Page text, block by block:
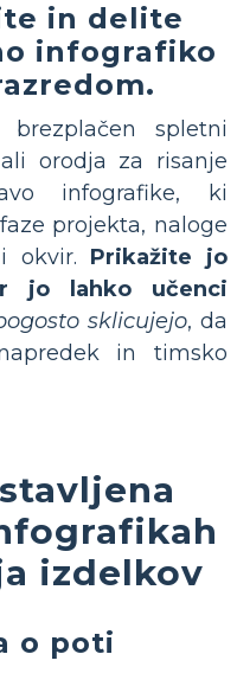
in delite
infografiko
brezplačen spletni
orodja za risanje
infografike, ki
projekta, naloge
okvir. Prikažite jo
jo lahko učenci
sklicujejo, da
in timsko
izdelkov
o poti